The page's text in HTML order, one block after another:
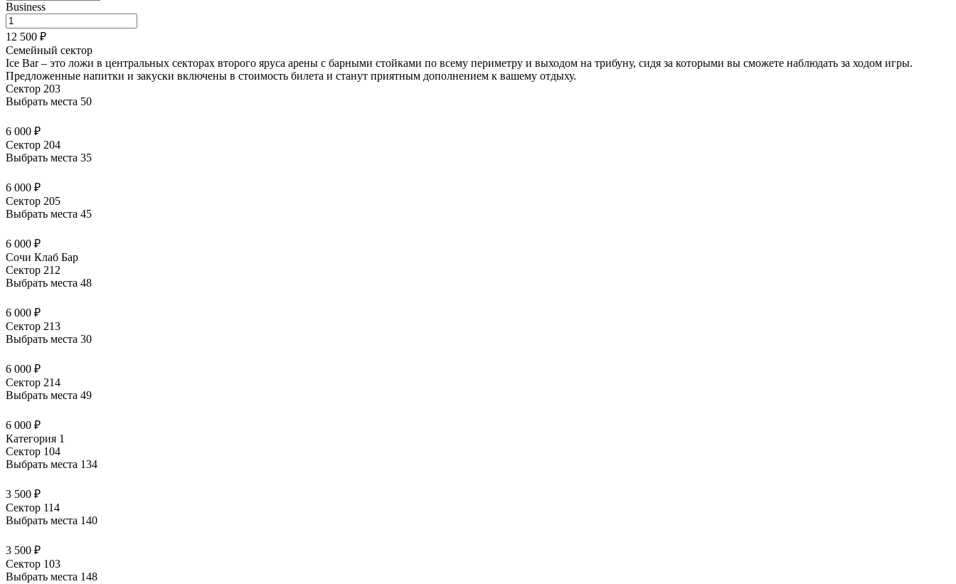
Business
12 500 ₽
Семейный сектор
Ice Bar – это ложи в центральных секторах второго яруса арены с барными стойками по всему периметру и выходом на трибуну, сидя за которыми вы сможете наблюдать за ходом игры.
Предложенные напитки и закуски включены в стоимость билета и станут приятным дополнением к вашему отдыху.
Сектор 203
Выбрать места 50
6 000 ₽
Сектор 204
Выбрать места 35
6 000 ₽
Сектор 205
Выбрать места 45
6 000 ₽
Сочи Клаб Бар
Сектор 212
Выбрать места 48
6 000 ₽
Сектор 213
Выбрать места 30
6 000 ₽
Сектор 214
Выбрать места 49
6 000 ₽
Категория 1
Сектор 104
Выбрать места 134
3 500 ₽
Сектор 114
Выбрать места 140
3 500 ₽
Сектор 103
Выбрать места 148